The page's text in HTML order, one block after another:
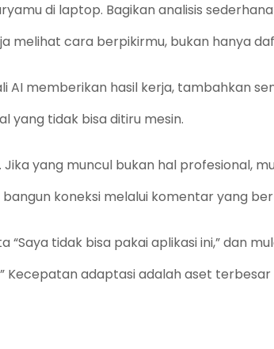
di laptop. Bagikan analisis
melihat cara berpikirmu, bukan hanya
AI memberikan hasil kerja, tambahkan
yang tidak bisa ditiru mesin.
yang muncul bukan hal profesional,
koneksi melalui komentar yang
“Saya tidak bisa pakai aplikasi ini,” dan
Kecepatan adaptasi adalah aset terbesar